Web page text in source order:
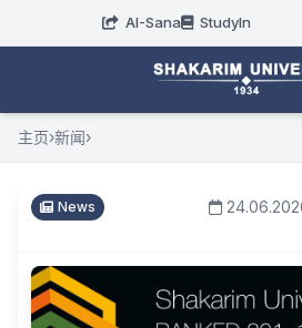
AI-Sana StudyIn
主页›新闻›
News